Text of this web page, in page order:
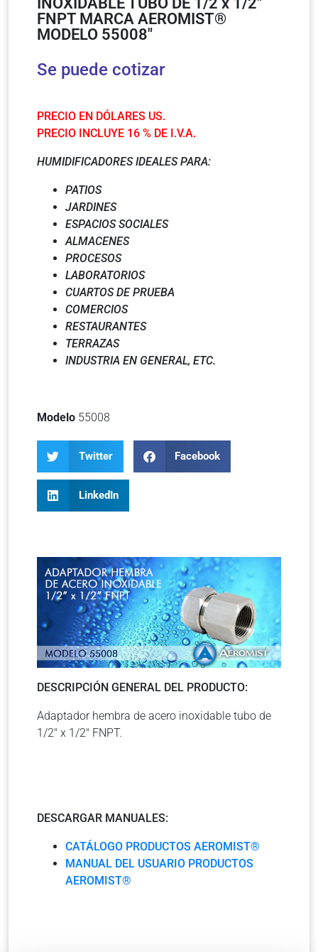
FNPT MARCA AEROMIST®
MODELO 55008″
Se puede cotizar
PRECIO EN DÓLARES US.
PRECIO INCLUYE 16 % DE I.V.A.
HUMIDIFICADORES IDEALES PARA:
PATIOS
JARDINES
ESPACIOS SOCIALES
ALMACENES
PROCESOS
LABORATORIOS
CUARTOS DE PRUEBA
COMERCIOS
RESTAURANTES
TERRAZAS
INDUSTRIA EN GENERAL, ETC.
Modelo 55008
Twitter Facebook
LinkedIn
DESCRIPCIÓN GENERAL DEL PRODUCTO:
Adaptador hembra de acero inoxidable tubo de
1/2″ x 1/2″ FNPT.
DESCARGAR MANUALES:
CATÁLOGO PRODUCTOS AEROMIST®
MANUAL DEL USUARIO PRODUCTOS
AEROMIST®